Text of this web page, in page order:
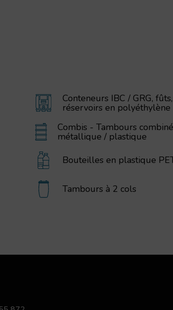
Conteneurs IBC / GRG,
réservoirs en polyéthylène
Combis - Tambours
métallique / plastique
Bouteilles en plastique
Tambours à 2 cols